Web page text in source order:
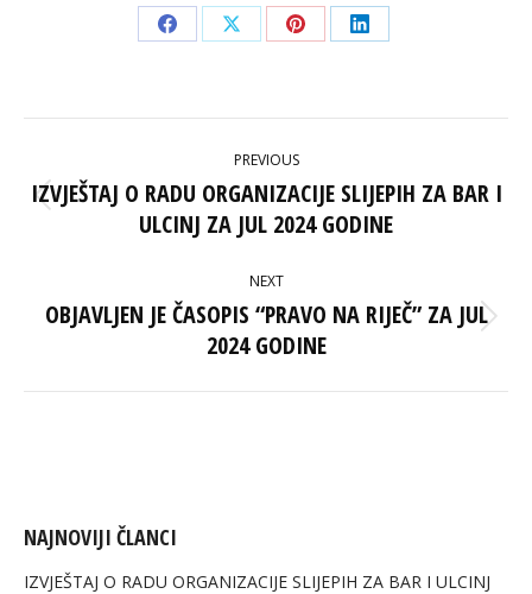
Share
Facebook
Share
X
Share
Pinterest
Share
LinkedIn
NAVIGATION
PREVIOUS
Previous
post:
IZVJEŠTAJ O RADU ORGANIZACIJE SLIJEPIH ZA BAR I
ULCINJ ZA JUL 2024 GODINE
NEXT
Next
post:
OBJAVLJEN JE ČASOPIS “PRAVO NA RIJEČ” ZA JUL
2024 GODINE
NAJNOVIJI ČLANCI
IZVJEŠTAJ O RADU ORGANIZACIJE SLIJEPIH ZA BAR I ULCINJ